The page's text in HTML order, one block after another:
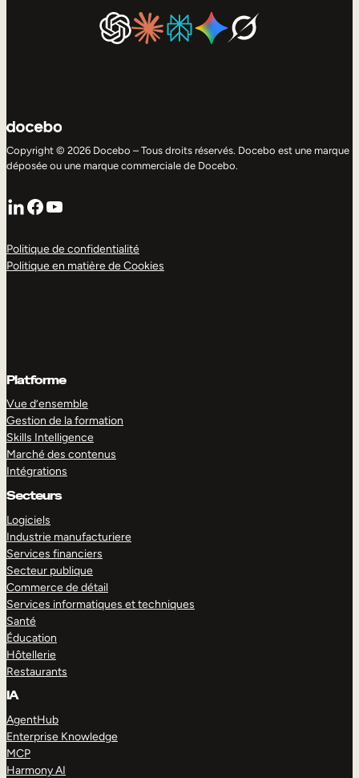
Copyright © 2026 Docebo – Tous droits réservés. Docebo est une marque
déposée ou une marque commerciale de Docebo.
LinkedIn
Facebook
YouTube
Politique de confidentialité
Politique en matière de Cookies
Platforme
Vue d’ensemble
Gestion de la formation
Skills Intelligence
Marché des contenus
Intégrations
Secteurs
Logiciels
Industrie manufacturiere
Services financiers
Secteur publique
Commerce de détail
Services informatiques et techniques
Santé
Éducation
Hôtellerie
Restaurants
IA
AgentHub
Enterprise Knowledge
MCP
Harmony AI